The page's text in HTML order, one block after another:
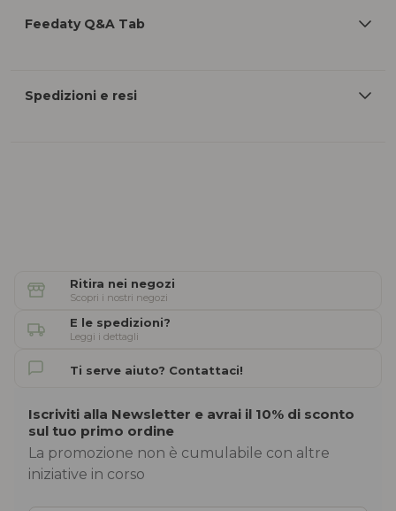
Feedaty Q&A Tab
Spedizioni e resi
Ritira nei negozi
Scopri i nostri negozi
E le spedizioni?
Leggi i dettagli
Ti serve aiuto? Contattaci!
Iscriviti alla Newsletter e avrai il 10% di sconto
sul tuo primo ordine
La promozione non è cumulabile con altre
iniziative in corso